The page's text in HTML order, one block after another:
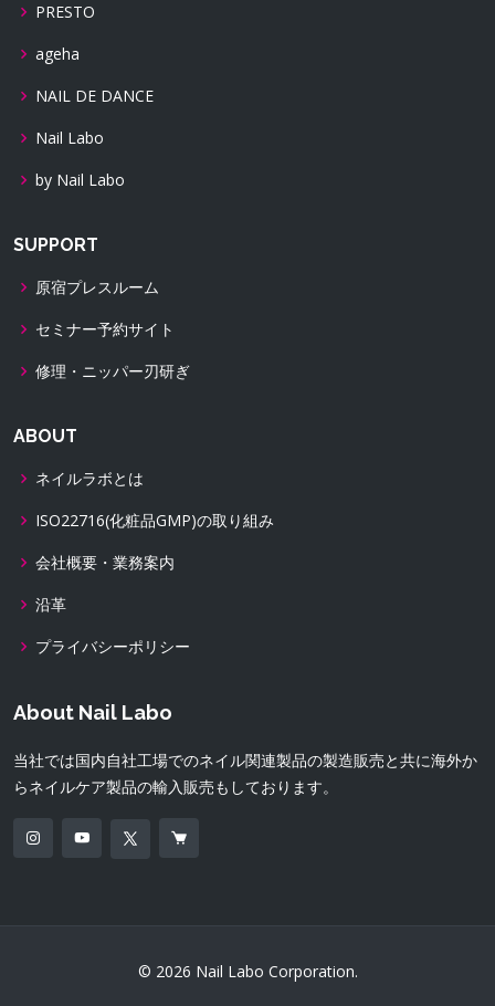
PRESTO
ageha
NAIL DE DANCE
Nail Labo
by Nail Labo
SUPPORT
原宿プレスルーム
セミナー予約サイト
修理・ニッパー刃研ぎ
ABOUT
ネイルラボとは
ISO22716(化粧品GMP)の取り組み
会社概要・業務案内
沿革
プライバシーポリシー
About Nail Labo
当社では国内自社工場でのネイル関連製品の製造販売と共に海外か
らネイルケア製品の輸入販売もしております。
© 2026 Nail Labo Corporation.